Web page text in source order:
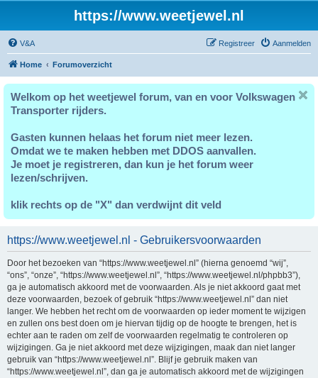
https://www.weetjewel.nl
V&A Aanmelden
Registreer
Home Forumoverzicht
Welkom op het weetjewel forum, van en voor Volkswagen
Transporter rijders.
Gasten kunnen helaas het forum niet meer lezen.
Omdat we te maken hebben met DDOS aanvallen.
Je moet je registreren, dan kun je het forum weer
lezen/schrijven.
klik rechts op de "X" dan verdwijnt dit veld
https://www.weetjewel.nl - Gebruikersvoorwaarden
Door het bezoeken van “https://www.weetjewel.nl” (hierna genoemd “wij”,
“ons”, “onze”, “https://www.weetjewel.nl”, “https://www.weetjewel.nl/phpbb3”),
ga je automatisch akkoord met de voorwaarden. Als je niet akkoord gaat met
deze voorwaarden, bezoek of gebruik “https://www.weetjewel.nl” dan niet
langer. We hebben het recht om de voorwaarden op ieder moment te wijzigen
en zullen ons best doen om je hiervan tijdig op de hoogte te brengen, het is
echter aan te raden om zelf de voorwaarden regelmatig te controleren op
wijzigingen. Ga je niet akkoord met deze wijzigingen, maak dan niet langer
gebruik van “https://www.weetjewel.nl”. Blijf je gebruik maken van
“https://www.weetjewel.nl”, dan ga je automatisch akkoord met de wijzigingen